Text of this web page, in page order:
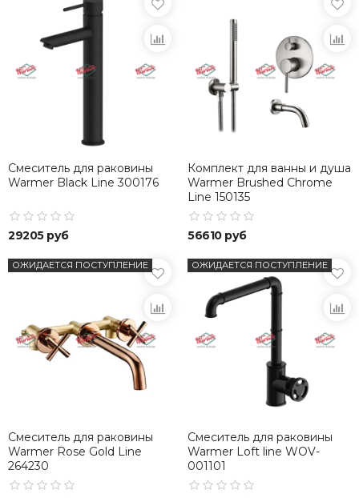
Смеситель для раковины
Warmer Black Line 300176
29205 руб
Комплект для ванны и душа
Warmer Brushed Chrome
Line 150135
56610 руб
ОЖИДАЕТСЯ ПОСТУПЛЕНИЕ
Смеситель для раковины
Warmer Rose Gold Line
264230
ОЖИДАЕТСЯ ПОСТУПЛЕНИЕ
Смеситель для раковины
Warmer Loft line WOV-
001101